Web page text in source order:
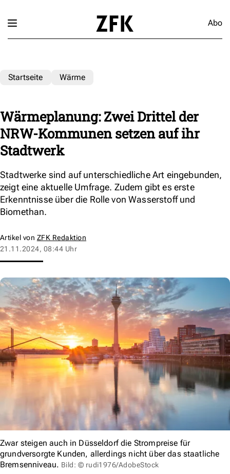
Abo
Startseite Wärme
Wärmeplanung: Zwei Drittel der
NRW-Kommunen setzen auf ihr
Stadtwerk
Stadtwerke sind auf unterschiedliche Art eingebunden,
zeigt eine aktuelle Umfrage. Zudem gibt es erste
Erkenntnisse über die Rolle von Wasserstoff und
Biomethan.
Artikel von ZFK Redaktion
21.11.2024, 08:44 Uhr
Zwar steigen auch in Düsseldorf die Strompreise für
grundversorgte Kunden, allerdings nicht über das staatliche
Bremsenniveau. Bild: © rudi1976/AdobeStock